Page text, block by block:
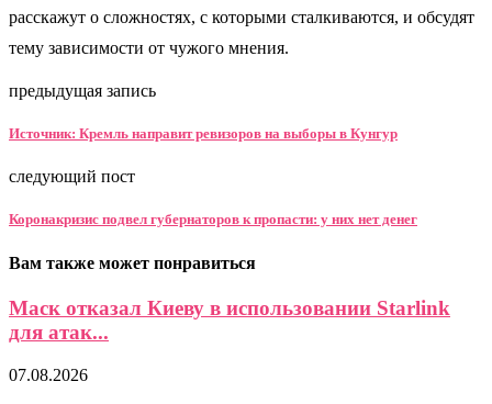
расскажут о сложностях, с которыми сталкиваются, и обсудят
тему зависимости от чужого мнения.
предыдущая запись
Источник: Кремль направит ревизоров на выборы в Кунгур
следующий пост
Коронакризис подвел губернаторов к пропасти: у них нет денег
Вам также может понравиться
Маск отказал Киеву в использовании Starlink
для атак...
07.08.2026